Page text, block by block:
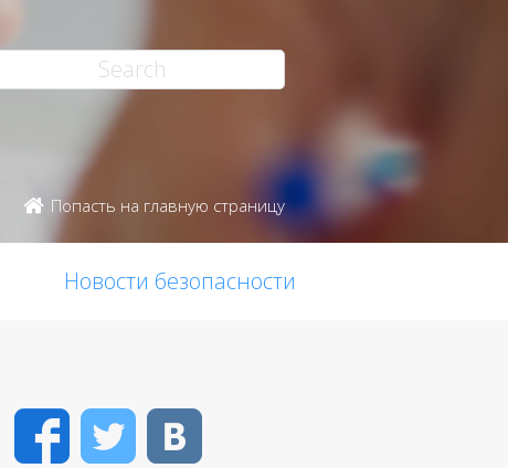
Попасть на главную страницу
Новости безопасности
FacebookTwitter